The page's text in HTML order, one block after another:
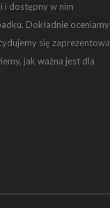
i dostępny w nim
Dokładnie oceniamy
się
jak ważna jest dla